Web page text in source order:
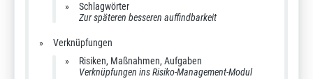
Schlagwörter
Zur späteren besseren auffindbarkeit
Verknüpfungen
Risiken, Maßnahmen, Aufgaben
Verknüpfungen ins Risiko-Management-Modul